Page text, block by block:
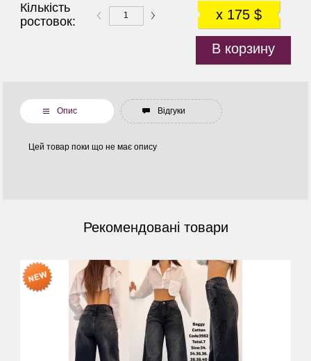
Кількість
ростовок:
x 175 $
В корзину
Опис Відгуки
Цей товар поки що не має опису
Рекомендовані товари